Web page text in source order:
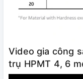
Video gia công
trụ HPMT 4, 6